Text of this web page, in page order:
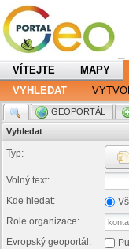
VÍTEJTE MAPY
VYHLEDAT
GEOPORTÁL
Vyhledat
Typ:
Volný text:
Kde hledat:
Role organizace:
Evropský geoportál: